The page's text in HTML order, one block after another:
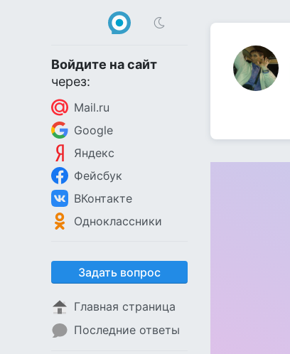
Войдите на сайт
через:
Mail.ru
Google
Яндекс
Фейсбук
ВКонтакте
Одноклассники
Задать вопрос
Главная страница
Последние ответы